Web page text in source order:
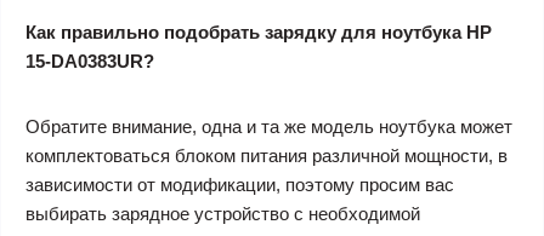
Как правильно подобрать зарядку для ноутбука HP
15-DA0383UR?
Обратите внимание, одна и та же модель ноутбука может
комплектоваться блоком питания различной мощности, в
зависимости от модификации, поэтому просим вас
выбирать зарядное устройство с необходимой